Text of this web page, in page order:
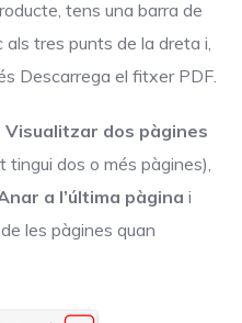
tens una barra de
als tres punts de la dreta i,
Descarrega el fitxer PDF.
Visualitzar dos pàgines
tingui dos o més pàgines),
a l’última pàgina i
de les pàgines quan